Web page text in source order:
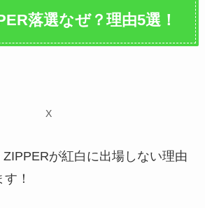
落選なぜ？理由5選！
X
が紅白に出場しない理由
！